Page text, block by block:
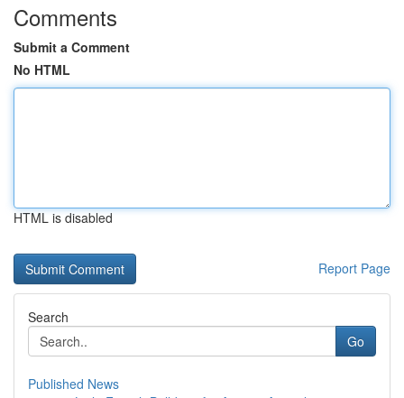
Comments
Submit a Comment
No HTML
HTML is disabled
Report Page
Search
Go
Published News